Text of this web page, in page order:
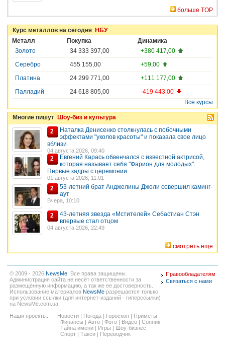
больше TOP
Курс металлов на сегодня НБУ
Металл
Покупка
Динамика
Золото
34 333 397,00
+380 417,00
Серебро
455 155,00
+59,00
Платина
24 299 771,00
+111 177,00
Палладий
24 618 805,00
-419 443,00
Все курсы
Многие пишут Шоу-биз и культура
2
Наталка Денисенко столкнулась с побочными
эффектами "уколов красоты" и показала свое лицо
вблизи
04 августа 2026, 09:40
2
Евгений Карась обвенчался с известной актрисой,
которая называет себя "Фарион для молодых".
Первые кадры с церемонии
01 августа 2026, 11:01
2
53-летний брат Анджелины Джоли совершил каминг-
аут
Вчера, 10:10
2
43-летняя звезда «Мстителей» Себастиан Стэн
впервые стал отцом
04 августа 2026, 22:49
смотреть еще
© 2009 - 2026 NewsMe . Все права защищены.
Администрация сайта не несёт ответственности за
размещённую информацию, а так же ее достоверность.
Использование материалов NewsMe разрешается только
при условии ссылки (для интернет-изданий - гиперссылки)
на NewsMe.com.ua.
Наши проекты:
Новости Погода Гороскоп
Приметы
Финансы Авто Фото Видео
Сонник
Тайна имени Игры
Шоу-бизнес
Спорт Такси Переводчик
Правообладателям
Связаться с нами